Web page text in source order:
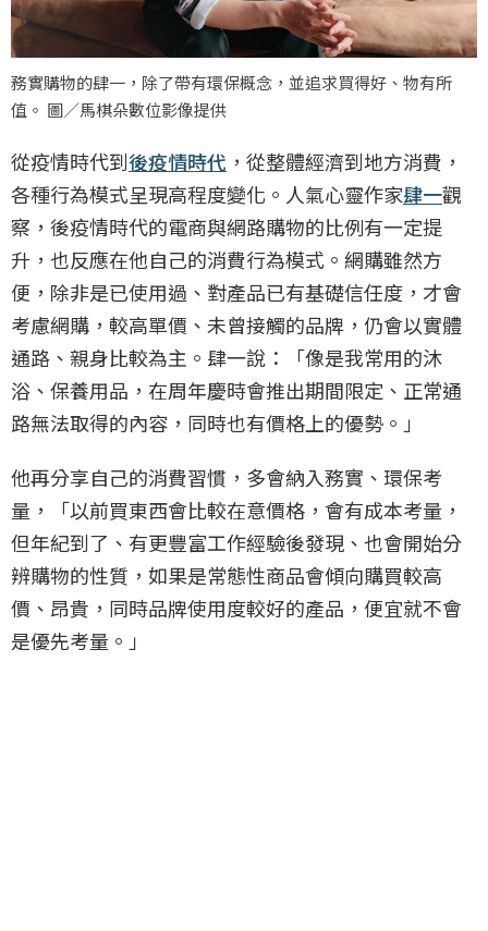
務實購物的肆一，除了帶有環保概念，並追求買得好、物有所
值。 圖／馬棋朵數位影像提供
從疫情時代到後疫情時代 ，從整體經濟到地方消費，
各種行為模式呈現高程度變化。人氣心靈作家肆一觀
察，後疫情時代的電商與網路購物的比例有一定提
升，也反應在他自己的消費行為模式。網購雖然方
便，除非是已使用過、對產品已有基礎信任度，才會
考慮網購，較高單價、未曾接觸的品牌，仍會以實體
通路、親身比較為主。肆一說：「像是我常用的沐
浴、保養用品，在周年慶時會推出期間限定、正常通
路無法取得的內容，同時也有價格上的優勢。」
他再分享自己的消費習慣，多會納入務實、環保考
量，「以前買東西會比較在意價格，會有成本考量，
但年紀到了、有更豐富工作經驗後發現、也會開始分
辨購物的性質，如果是常態性商品會傾向購買較高
價、昂貴，同時品牌使用度較好的產品，便宜就不會
是優先考量。」